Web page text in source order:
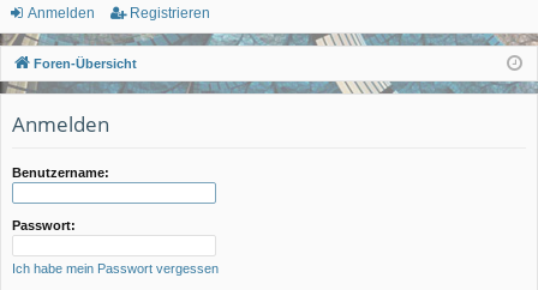
ch
ne
llz
ug
f
or
en
m
el
ist
rie
Anmelden Registrieren
Foren-Übersicht
Anmelden
Benutzername:
Passwort:
Ich habe mein Passwort vergessen